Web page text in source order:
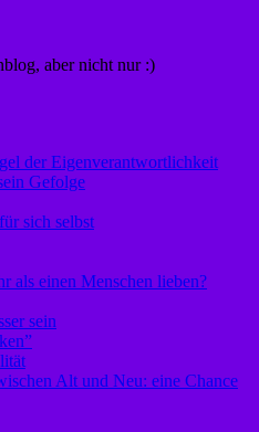
aber nicht nur :)
der Eigenverantwortlichkeit
Gefolge
sich selbst
als einen Menschen lieben?
sein
Alt und Neu: eine Chance